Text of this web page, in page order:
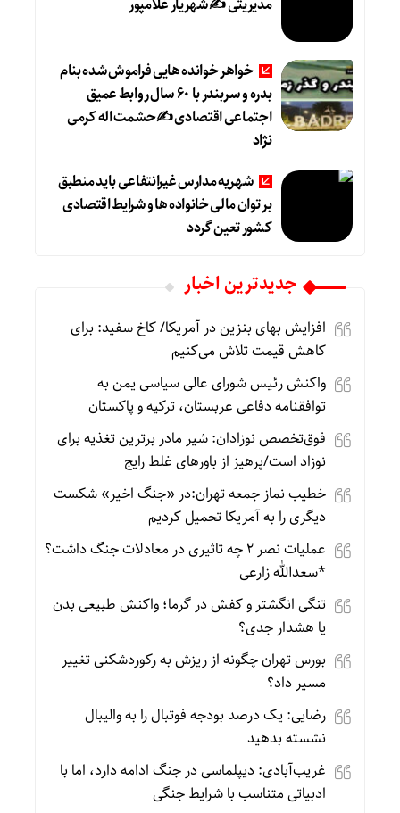
مدیریتی ✍ شهریار غلامپور
خواهر خوانده هایی فراموش شده بنام
بدره و سربندر با ۶۰ سال روابط عمیق
اجتماعی اقتصادی ✍حشمت اله کرمی
نژاد
شهریه مدارس غیرانتفاعی باید منطبق
بر توان مالی خانواده ها و شرایط اقتصادی
کشور تعین گردد
جديدترين اخبار
افزایش بهای بنزین در آمریکا/ کاخ سفید: برای
کاهش قیمت تلاش می‌کنیم
واکنش رئیس شورای عالی سیاسی یمن به
توافقنامه دفاعی عربستان، ترکیه و پاکستان
فوق‌تخصص نوزادان: شیر مادر برترین تغذیه برای
نوزاد است/پرهیز از باورهای غلط رایج
خطیب نماز جمعه تهران:در «جنگ اخیر» شکست
دیگری را به آمریکا تحمیل کردیم
عملیات نصر ۲ چه تاثیری در معادلات جنگ داشت؟
*سعدالله زارعی
تنگی انگشتر و کفش در گرما؛ واکنش طبیعی بدن
یا هشدار جدی؟
بورس تهران چگونه از ریزش به رکوردشکنی تغییر
مسیر داد؟
رضایی: یک درصد بودجه فوتبال را به والیبال
نشسته بدهید
غریب‌آبادی: دیپلماسی در جنگ ادامه دارد، اما با
ادبیاتی متناسب با شرایط جنگی